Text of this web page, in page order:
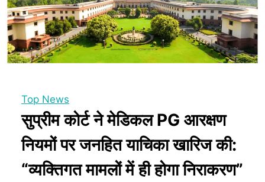
Top News
सुप्रीम कोर्ट ने मेडिकल PG आरक्षण
नियमों पर जनहित याचिका खारिज की:
“व्यक्तिगत मामलों में ही होगा निराकरण”